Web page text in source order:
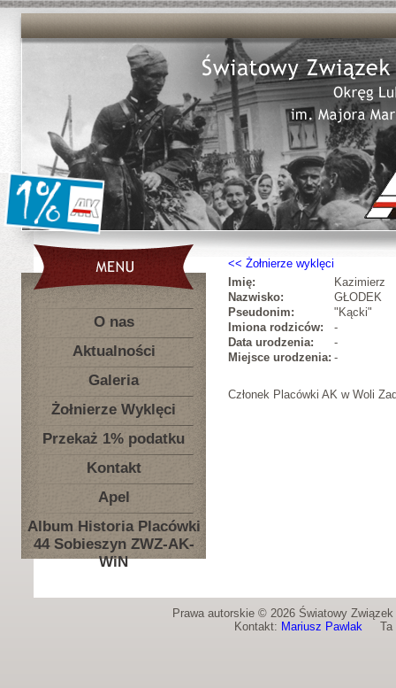
O nas
Aktualności
Galeria
Żołnierze Wyklęci
Przekaż 1% podatku
Kontakt
Apel
Album Historia Placówki
44 Sobieszyn ZWZ-AK-
WiN
Żołnierze wyklęci
Imię:
Kazimierz
Nazwisko:
GŁODEK
Pseudonim:
"Kącki"
Imiona rodziców:
-
Data urodzenia:
-
Miejsce urodzenia: -
Członek Placówki AK w Woli
Prawa autorskie © 2026 Światowy
Kontakt: Mariusz PawlakTa